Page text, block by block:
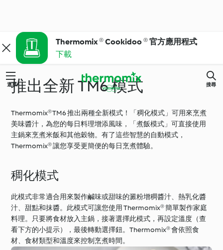
Thermomix ® Cookidoo ® 官方應用程式
下載
選單 搜尋
推出全新 TM6 模式
Thermomix® TM6 推出兩種全新模式！「稠化模式」可用來烹煮
美味醬汁，為您的每日料理增添風味，「煮飯模式」可直接使用
主鍋來烹煮米飯和其他穀物。有了這些智慧的自動模式，
Thermomix® 讓您享受更簡便的每日烹煮體驗。
稠化模式
此模式非常適合用來製作鹹味或甜味的澱粉增稠醬汁、熱乳化醬
汁、甜點和抹醬。此模式可讓您使用 Thermomix® 簡單製作家庭
料理。只要將食材放入主鍋，接著選擇此模式，再設定溫度（查
看下方的小提示），最後轉動選擇鈕。Thermomix® 會依照食
材、食材類型和溫度來控制烹煮時間。